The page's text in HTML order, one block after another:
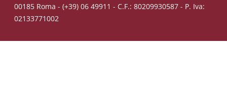
00185 Roma - (+39) 06 49911 - C.F.: 80209930587 - P. Iva:
02133771002